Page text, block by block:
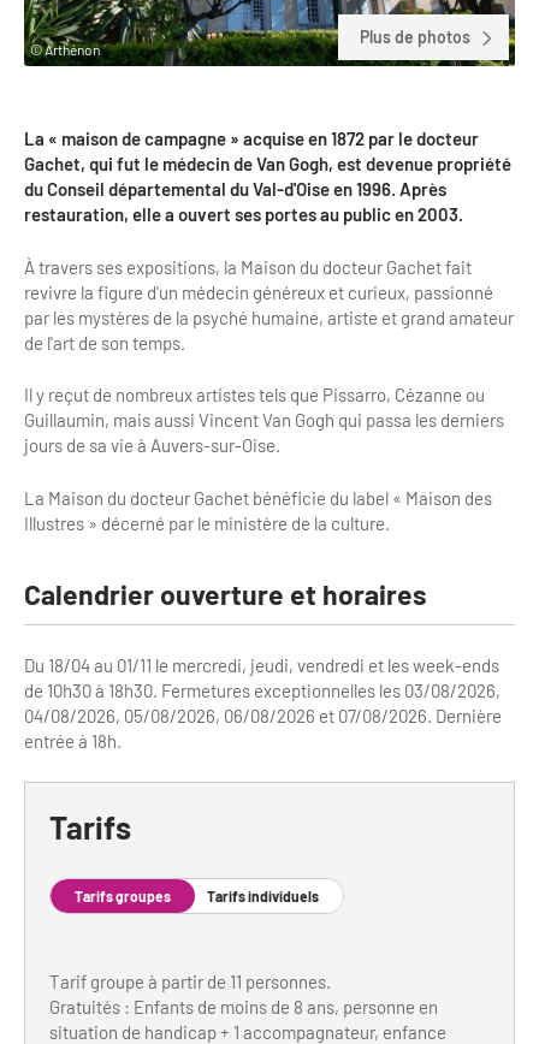
Clientèles lointaines
Clientèles spécifiques
Etudes thématiques
Dispositifs d'enquêtes
Chiffres Annuels
Chiffres clés de la destination
Repères annuel
La liste des OT d'Île-de-France
APIDAE
Formations
Mode d'emploi formations
Formations inter-filières
Formations OT
Matinales
E-learning
Améliorer l’expérience de vos visiteurs
Besoins et attentes des visiteurs
Améliorer la qualité
Labels, Certifications et Normes
Se former et s'informer à l'Accessibilité
Nos publics en situation de handicap
Restaurants impressionnistes
Offre de la destination
Musée - Monuments - Châteaux
Croisiéristes/Bateaux
Cabarets et casino
Grands magasins et outlets
Incentive et team building
Logistique
Autocaristes/Transporteurs/transféristes
Destination Groupes
Magazine Paris Region
© Arthénon
Plus de photos
La « maison de campagne » acquise en 1872 par le docteur
Gachet, qui fut le médecin de Van Gogh, est devenue propriété
du Conseil départemental du Val-d'Oise en 1996. Après
restauration, elle a ouvert ses portes au public en 2003.
À travers ses expositions, la Maison du docteur Gachet fait
revivre la figure d'un médecin généreux et curieux, passionné
par les mystères de la psyché humaine, artiste et grand amateur
de l'art de son temps.
Il y reçut de nombreux artistes tels que Pissarro, Cézanne ou
Guillaumin, mais aussi Vincent Van Gogh qui passa les derniers
jours de sa vie à Auvers-sur-Oise.
La Maison du docteur Gachet bénéficie du label « Maison des
Illustres » décerné par le ministère de la culture.
Calendrier ouverture et horaires
Du 18/04 au 01/11 le mercredi, jeudi, vendredi et les week-ends
de 10h30 à 18h30. Fermetures exceptionnelles les 03/08/2026,
04/08/2026, 05/08/2026, 06/08/2026 et 07/08/2026. Dernière
entrée à 18h.
Tarifs
Tarifs groupes Tarifs individuels
Tarif groupe à partir de 11 personnes.
Gratuités : Enfants de moins de 8 ans, personne en
situation de handicap + 1 accompagnateur, enfance